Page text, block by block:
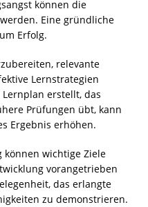
können die
Eine gründliche
Erfolg.
relevante
Lernstrategien
erstellt, das
Prüfungen übt, kann
Ergebnis erhöhen.
wichtige Ziele
vorangetrieben
das erlangte
zu demonstrieren.